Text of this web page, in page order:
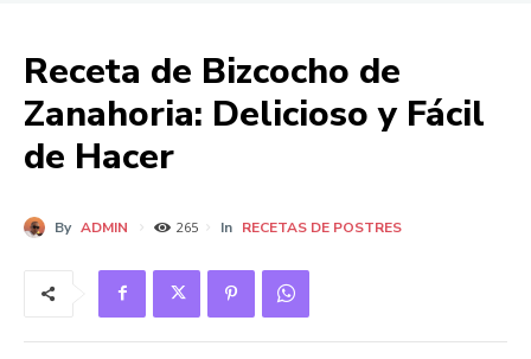
Receta de Bizcocho de
Zanahoria: Delicioso y Fácil
de Hacer
By ADMIN 265 In RECETAS DE POSTRES